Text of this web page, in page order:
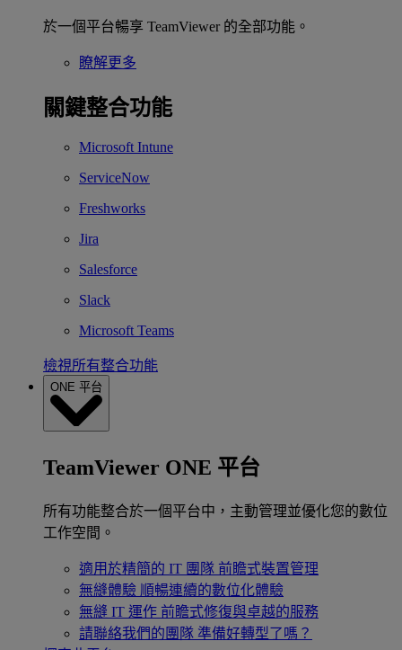
於一個平台暢享 TeamViewer 的全部功能。
瞭解更多
關鍵整合功能
Microsoft Intune
ServiceNow
Freshworks
Jira
Salesforce
Slack
Microsoft Teams
檢視所有整合功能
ONE 平台
TeamViewer ONE 平台
所有功能整合於一個平台中，主動管理並優化您的數位
工作空間。
適用於精簡的 IT 團隊 前瞻式裝置管理
無縫體驗 順暢連續的數位化體驗
無縫 IT 運作 前瞻式修復與卓越的服務
請聯絡我們的團隊 準備好轉型了嗎？